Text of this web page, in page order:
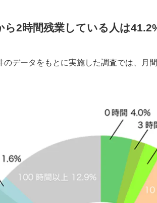
ら2時間残業している人は
のデータをもとに実施した調査では、月